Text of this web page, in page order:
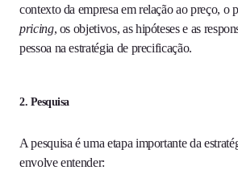
contexto da empresa em relação ao preço, o
pricing, os objetivos, as hipóteses e as
pessoa na estratégia de precificação.
2. Pesquisa
A pesquisa é uma etapa importante da
envolve entender: